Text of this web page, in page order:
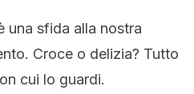
una sfida alla nostra
Croce o delizia? Tutto
cui lo guardi.